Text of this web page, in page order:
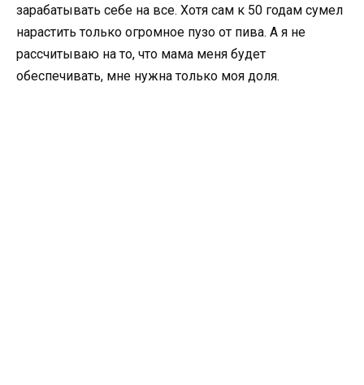
зарабатывать себе на все. Хотя сам к 50 годам сумел
нарастить только огромное пузо от пива. А я не
рассчитываю на то, что мама меня будет
обеспечивать, мне нужна только моя доля.